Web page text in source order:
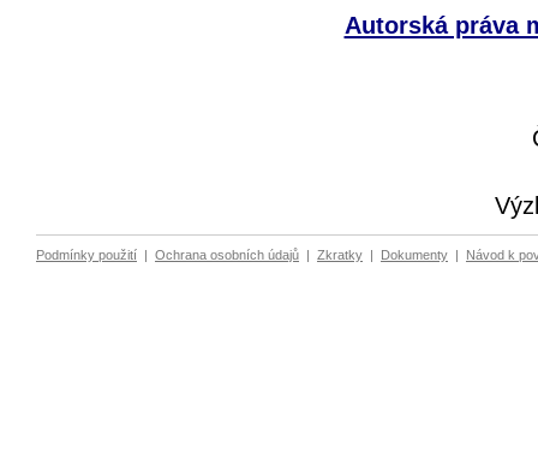
Autorská práva
Podmínky použití | Ochrana osobních údajů | Zkratky | Dokumenty | Návod k